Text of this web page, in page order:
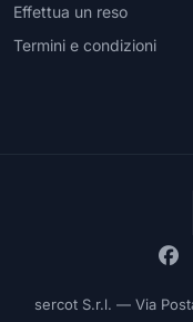
Effettua un reso
Termini e condizioni
sercot S.r.l. — Via